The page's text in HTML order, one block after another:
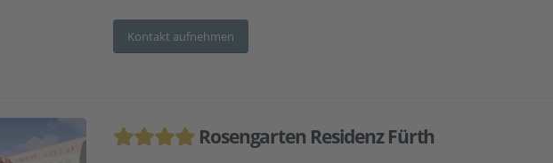
Kontakt aufnehmen
Rosengarten Residenz Fürth